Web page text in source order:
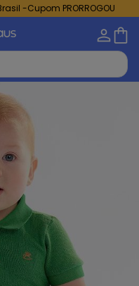
-Cupom PRORROGOU